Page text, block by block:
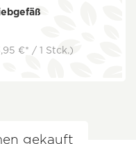
€* / 1 Stck.)
gekauft